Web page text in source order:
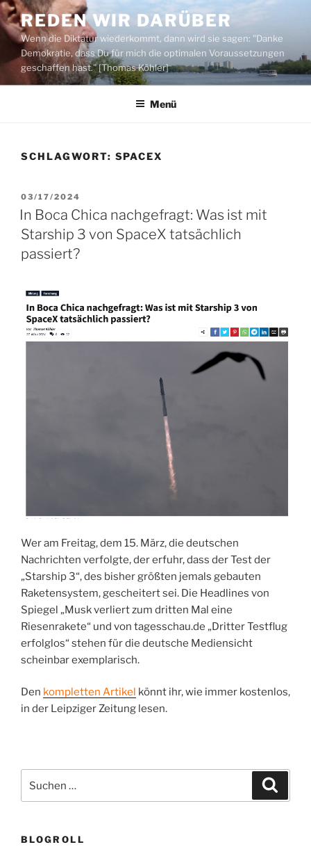
Zum
Inhalt
springen
REDEN WIR DARÜBER
Wenn die Diktatur wiederkommt, dann wird sie sagen: "Danke
Demokratie, dass Du für mich die optimalen Voraussetzungen
geschaffen hast." [Thomas Köhler]
Menü
SCHLAGWORT: SPACEX
VERÖFFENTLICHT
AM
03/17/2024
In Boca Chica nachgefragt: Was ist mit
Starship 3 von SpaceX tatsächlich
passiert?
Wer am Freitag, dem 15. März, die deutschen
Nachrichten verfolgte, der erfuhr, dass der Test der
„Starship 3“, des bisher größten jemals gebauten
Raketensystem, gescheitert sei. Die Headlines von
Spiegel „Musk verliert zum dritten Mal eine
Riesenrakete“ und von tagesschau.de „Dritter Testflug
erfolglos“ stehen für die deutsche Mediensicht
scheinbar exemplarisch.
Den kompletten Artikel könnt ihr, wie immer kostenlos,
in der Leipziger Zeitung lesen.
nach:
BLOGROLL